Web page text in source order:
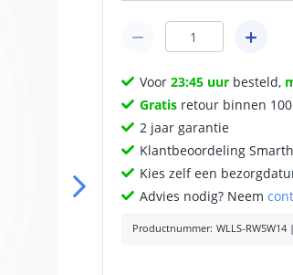
Voor23:45 uur besteld,
Gratis retour binnen
2 jaar garantie
Klantbeoordeling
Kies zelf een
Advies nodig? Neem
Productnummer: WLLS-RW5W14